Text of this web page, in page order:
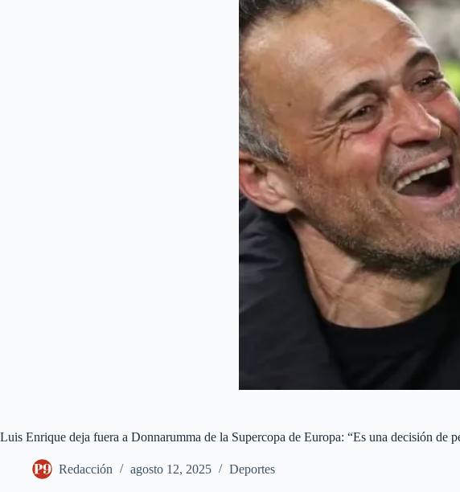
Luis Enrique deja fuera a Donnarumma de la Supercopa de Europa: “Es una decisión de
Redacción agosto 12, 2025 Deportes